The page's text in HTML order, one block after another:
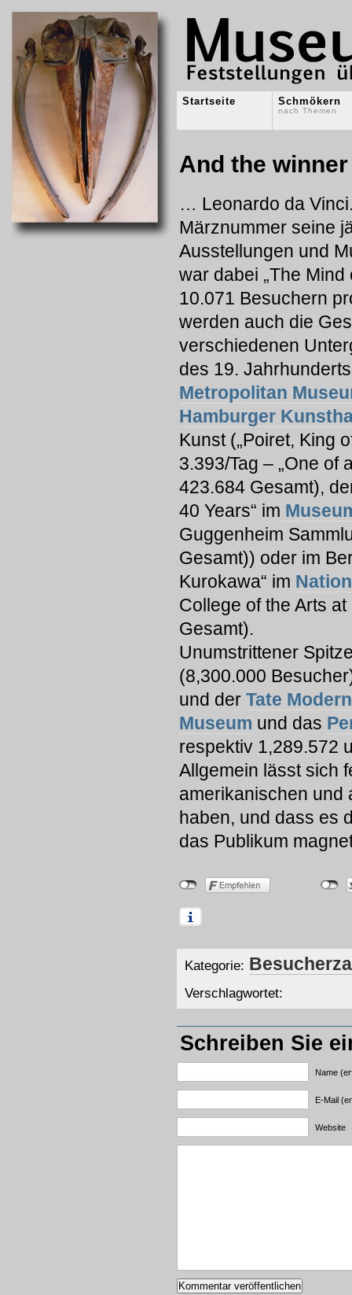
Startseite Schmökern
nach Themen
And the
… Leonardo da
Märznummer seine
Ausstellungen und
war dabei „The
10.071 Besuchern
werden auch die
verschiedenen
des 19.
Metropolitan
Hamburger
Kunst („Poiret, King
3.393/Tag – „One of
423.684 Gesamt),
40 Years“ im
Guggenheim
Gesamt)) oder im
Kurokawa“ im
College of the Arts
Gesamt).
Unumstrittener
(8,300.000
und der Tate Modern
Museum und das
respektiv 1,289.572
Allgemein lässt sich
amerikanischen und
haben, und dass es
das Publikum
Kategorie:
Verschlagwortet:
Schreiben Sie
Name
E-Mail
Website